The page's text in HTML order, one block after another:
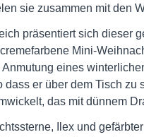
sie zusammen mit den
präsentiert sich dieser
Mini-
eines
dass er über dem Tisch
das mit dünnem
Ilex und